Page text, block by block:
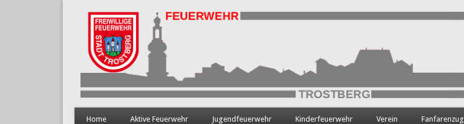
Home Aktive Feuerwehr Jugendfeuerwehr Kinderfeuerwehr Verein Fanfarenzug